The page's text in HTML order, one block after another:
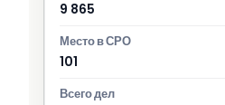
9 865
101